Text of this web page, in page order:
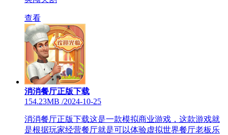
查看
消消餐厅正版下载
154.23MB /2024-10-25
消消餐厅正版下载这是一款模拟商业游戏，这款游戏就
是根据玩家经营餐厅就是可以体验虚拟世界餐厅老板乐